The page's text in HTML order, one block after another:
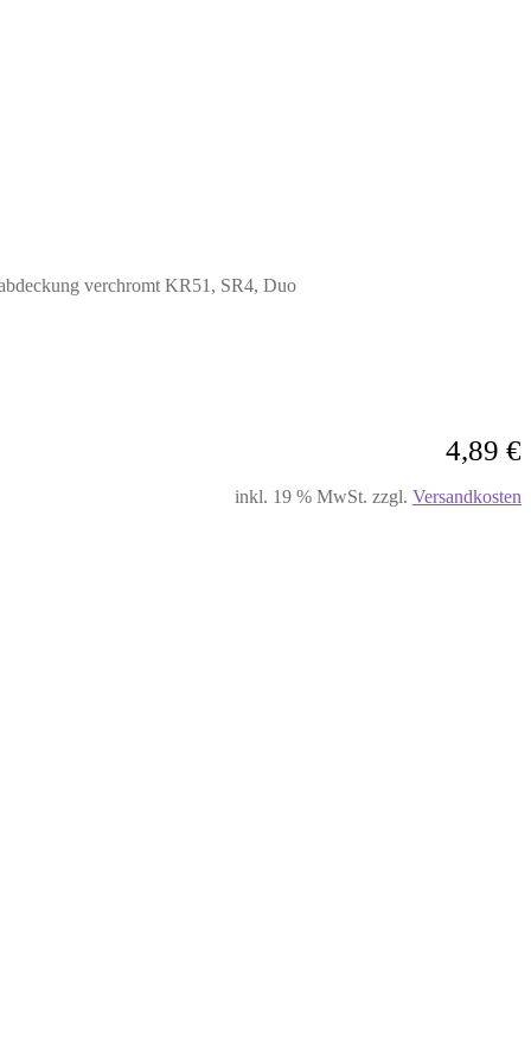
verchromt KR51, SR4, Duo
4,89 €
inkl. 19 % MwSt. zzgl. Versandkosten